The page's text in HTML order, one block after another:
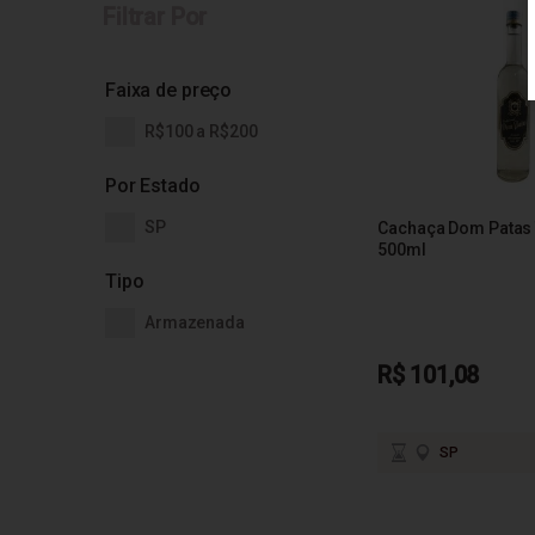
Por Estado
SP
Tipo
Armazenada
Faixa de preço
R$100 a R$200
Cachaça Dom
500ml
R$ 101,08
SP